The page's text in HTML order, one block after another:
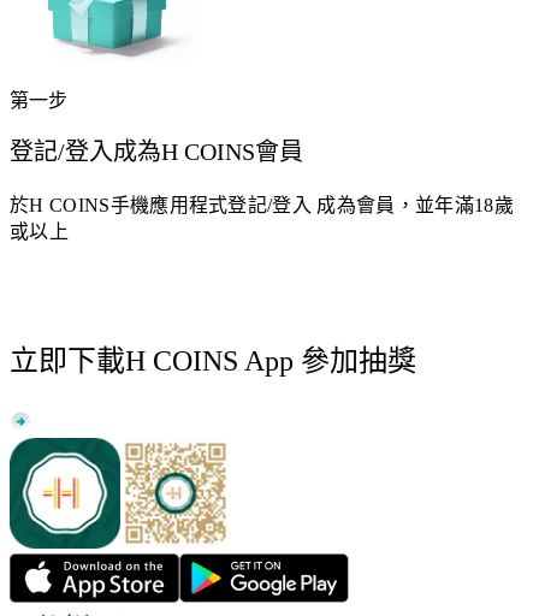
第一步
登記/登入成為H COINS會員
於H COINS手機應用程式登記/登入 成為會員，並年滿18歲
或以上
立即下載H COINS App 參加抽獎